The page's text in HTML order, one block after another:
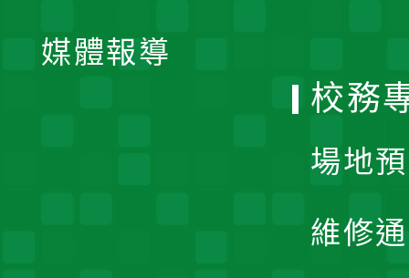
媒體報導
校務
場地
維修